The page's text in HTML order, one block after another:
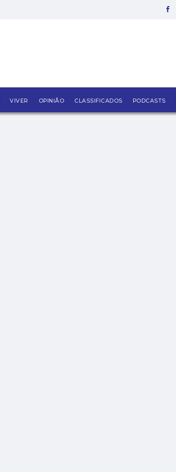
VIVER OPINIÃO CLASSIFICADOS PODCASTS